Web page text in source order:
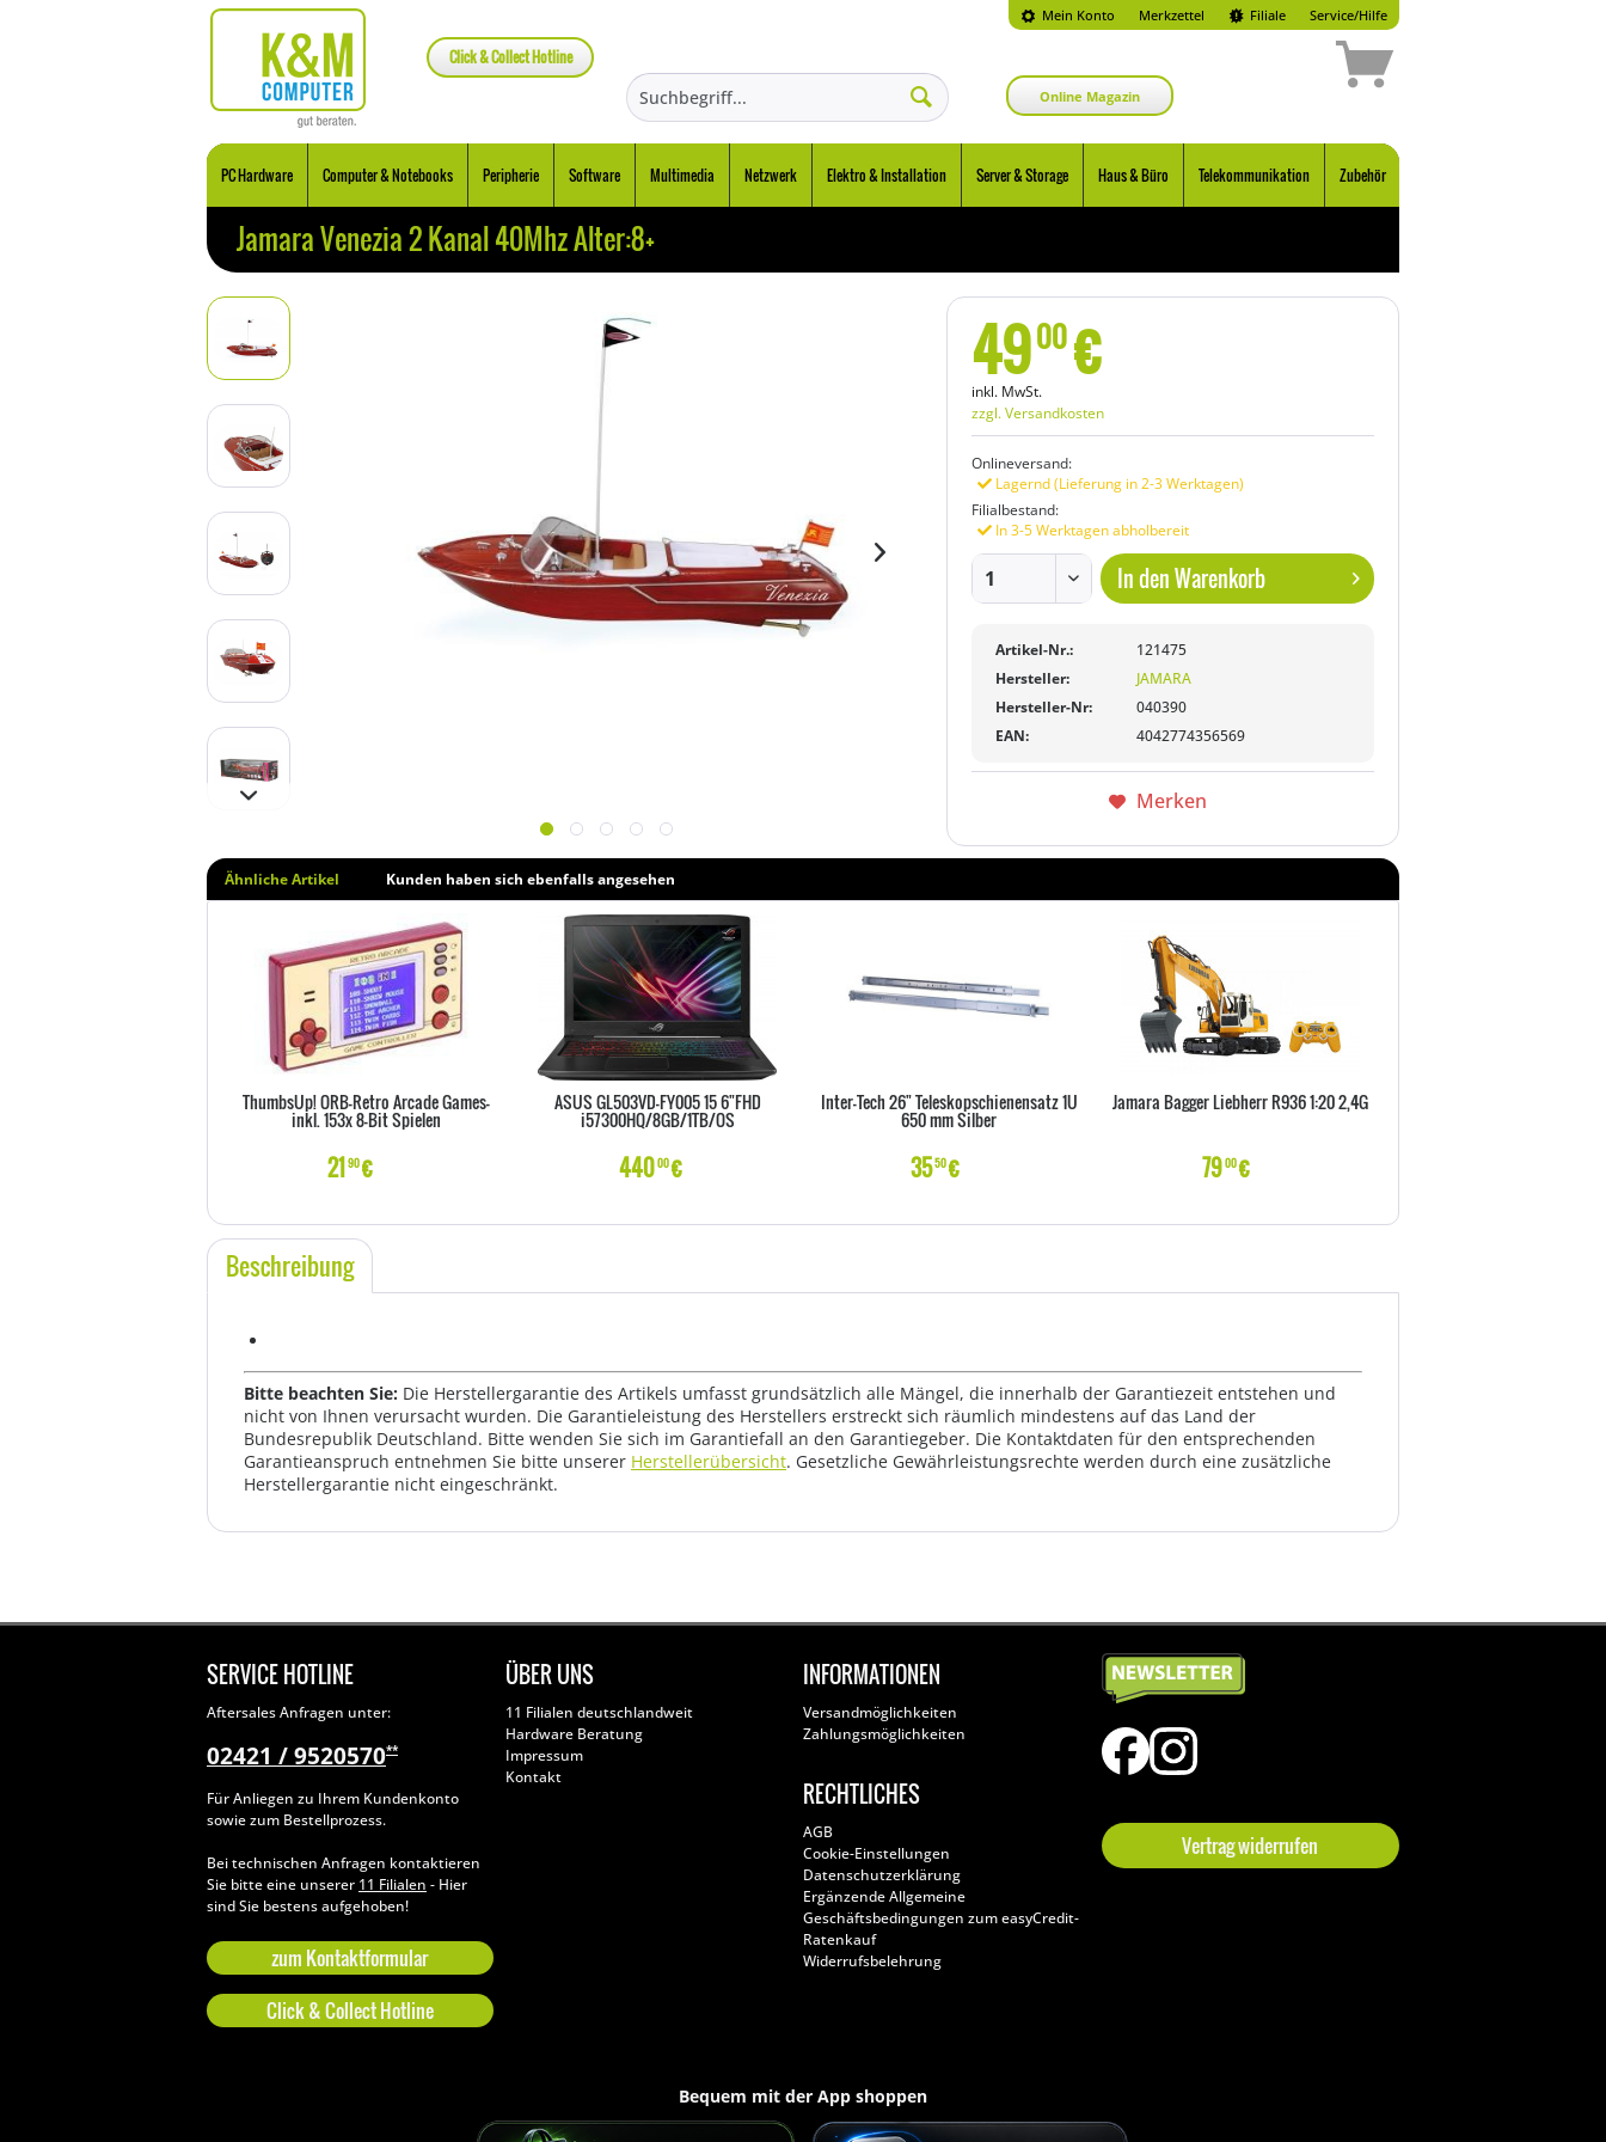
Mein Konto Merkzettel
Click & Collect Hotline
Filiale Service/Hilfe
Online Magazin
PC Hardware Computer & Notebooks Peripherie Software Multimedia Netzwerk Elektro & Installation Server & Storage Haus & Büro Telekommunikation Zubehör
Jamara Venezia 2 Kanal 40Mhz Alter:8+
4900€
inkl. MwSt.
zzgl. Versandkosten
Onlineversand:
Lagernd (Lieferung in 2-3 Werktagen)
Filialbestand:
In 3-5 Werktagen abholbereit
In denWarenkorb
Artikel-Nr.:
121475
Hersteller:
JAMARA
Hersteller-Nr:
040390
EAN:
4042774356569
Merken
Ähnliche Artikel Kunden haben sich ebenfalls angesehen
ThumbsUp! ORB-Retro Arcade Games-
inkl. 153x 8-Bit Spielen
21 90€
ASUS GL503VD-FY005 15 6"FHD
i57300HQ/8GB/1TB/OS
44000€
Inter-Tech 26" Teleskopschienensatz 1U
650 mm Silber
3550€
Jamara Bagger Liebherr R936 1:20 2,4G
7900€
Beschreibung
Bitte beachten Sie: Die Herstellergarantie des Artikels umfasst grundsätzlich alle Mängel, die innerhalb der Garantiezeit entstehen und
nicht von Ihnen verursacht wurden. Die Garantieleistung des Herstellers erstreckt sich räumlich mindestens auf das Land der
Bundesrepublik Deutschland. Bitte wenden Sie sich im Garantiefall an den Garantiegeber. Die Kontaktdaten für den entsprechenden
Garantieanspruch entnehmen Sie bitte unserer Herstellerübersicht. Gesetzliche Gewährleistungsrechte werden durch eine zusätzliche
Herstellergarantie nicht eingeschränkt.
SERVICE HOTLINE
Aftersales Anfragen unter:
02421 / 9520570**
Für Anliegen zu Ihrem Kundenkonto
sowie zum Bestellprozess.
Bei technischen Anfragen kontaktieren
Sie bitte eine unserer 11 Filialen - Hier
sind Sie bestens aufgehoben!
zum Kontaktformular
Click & Collect Hotline
ÜBER UNS
11 Filialen deutschlandweit
Hardware Beratung
Impressum
Kontakt
INFORMATIONEN
Versandmöglichkeiten
Zahlungsmöglichkeiten
RECHTLICHES
AGB
Cookie-Einstellungen
Datenschutzerklärung
Ergänzende Allgemeine
Geschäftsbedingungen zum easyCredit-
Ratenkauf
Widerrufsbelehrung
Vertrag widerrufen
Bequem mit der App shoppen